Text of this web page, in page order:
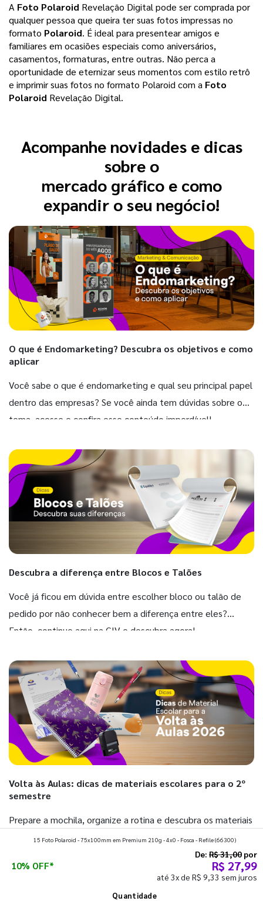
A Foto Polaroid Revelação Digital pode ser comprada por
qualquer pessoa que queira ter suas fotos impressas no
formato Polaroid. É ideal para presentear amigos e
familiares em ocasiões especiais como aniversários,
casamentos, formaturas, entre outras. Não perca a
oportunidade de eternizar seus momentos com estilo retrô
e imprimir suas fotos no formato Polaroid com a Foto
Polaroid Revelação Digital.
Acompanhe novidades e dicas
sobre o
mercado gráfico e como
expandir o seu negócio!
O que é Endomarketing? Descubra os objetivos e como
aplicar
Você sabe o que é endomarketing e qual seu principal papel
dentro das empresas? Se você ainda tem dúvidas sobre o
tema, acesse e confira esse conteúdo imperdível!
Descubra a diferença entre Blocos e Talões
Você já ficou em dúvida entre escolher bloco ou talão de
pedido por não conhecer bem a diferença entre eles?
Então, continue aqui na GIV e descubra agora!
Volta às Aulas: dicas de materiais escolares para o 2º
semestre
Prepare a mochila, organize a rotina e descubra os materiais
que fazem toda diferença para começar o segundo
15 Foto Polaroid - 75x100mm em Premium 210g - 4x0 - Fosca - Refile(66300)
10% OFF*
De: R$ 31,00 por
R$ 27,99
até 3x de R$ 9,33 sem juros
Quantidade